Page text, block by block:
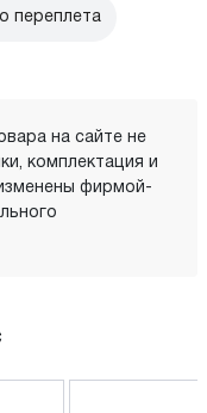
переплета
на сайте не
комплектация и
фирмой-